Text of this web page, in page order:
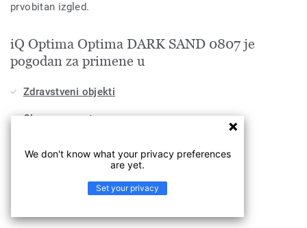
prvobitan izgled.
iQ Optima Optima DARK SAND 0807 je
pogodan za primene u
Zdravstveni objekti
Obrazovne ustanove
We don't know what your privacy preferences
are yet.
Set your privacy